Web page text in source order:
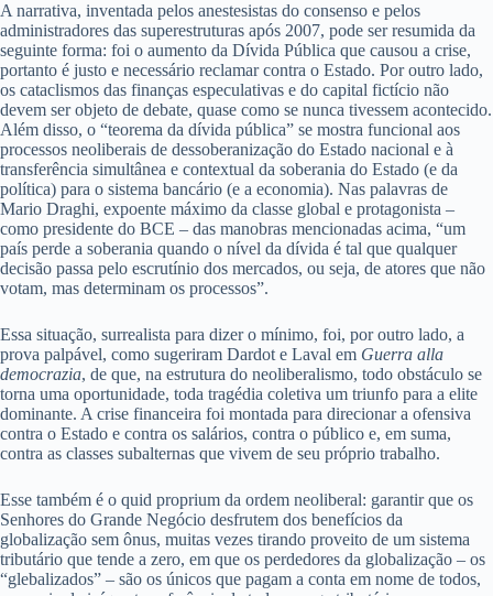
A narrativa, inventada pelos anestesistas do consenso e pelos
administradores das superestruturas após 2007, pode ser resumida da
seguinte forma: foi o aumento da Dívida Pública que causou a crise,
portanto é justo e necessário reclamar contra o Estado. Por outro lado,
os cataclismos das finanças especulativas e do capital fictício não
devem ser objeto de debate, quase como se nunca tivessem acontecido.
Além disso, o “teorema da dívida pública” se mostra funcional aos
processos neoliberais de dessoberanização do Estado nacional e à
transferência simultânea e contextual da soberania do Estado (e da
política) para o sistema bancário (e a economia). Nas palavras de
Mario Draghi, expoente máximo da classe global e protagonista –
como presidente do BCE – das manobras mencionadas acima, “um
país perde a soberania quando o nível da dívida é tal que qualquer
decisão passa pelo escrutínio dos mercados, ou seja, de atores que não
votam, mas determinam os processos”.
Essa situação, surrealista para dizer o mínimo, foi, por outro lado, a
prova palpável, como sugeriram Dardot e Laval em Guerra alla
democrazia, de que, na estrutura do neoliberalismo, todo obstáculo se
torna uma oportunidade, toda tragédia coletiva um triunfo para a elite
dominante. A crise financeira foi montada para direcionar a ofensiva
contra o Estado e contra os salários, contra o público e, em suma,
contra as classes subalternas que vivem de seu próprio trabalho.
Esse também é o quid proprium da ordem neoliberal: garantir que os
Senhores do Grande Negócio desfrutem dos benefícios da
globalização sem ônus, muitas vezes tirando proveito de um sistema
tributário que tende a zero, em que os perdedores da globalização – os
“glebalizados” – são os únicos que pagam a conta em nome de todos,